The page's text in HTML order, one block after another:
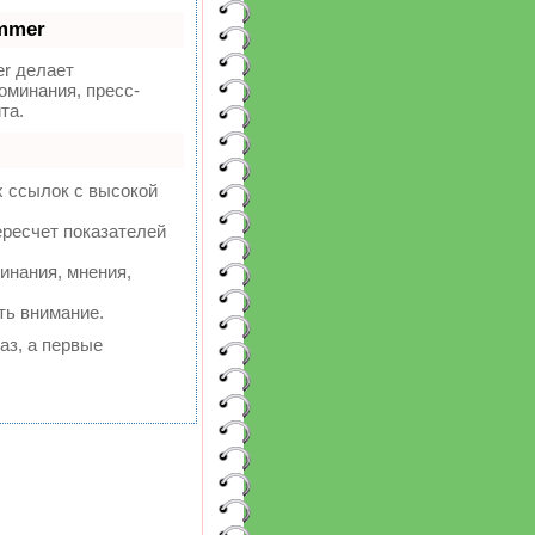
делает
пресс-
ссылок с высокой
показателей
мнения,
внимание.
а первые